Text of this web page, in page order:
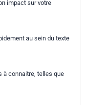
impact sur votre
au sein du texte
à connaitre, telles que